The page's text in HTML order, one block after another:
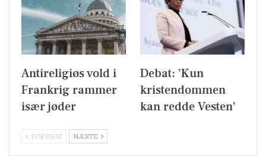
Antireligiøs vold i
Frankrig rammer
især jøder
Debat: ’Kun
kristendommen
kan redde Vesten’
FORRIGE NÆSTE